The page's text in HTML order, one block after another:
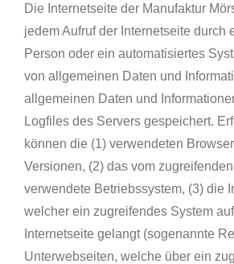
Die Internetseite der Manufaktur
jedem Aufruf der Internetseite durch
Person oder ein automatisiertes
von allgemeinen Daten und
allgemeinen Daten und
Logfiles des Servers gespeichert.
können die (1) verwendeten
Versionen, (2) das vom
verwendete Betriebssystem, (3) die
welcher ein zugreifendes System
Internetseite gelangt (sogenannte
Unterwebseiten, welche über ein